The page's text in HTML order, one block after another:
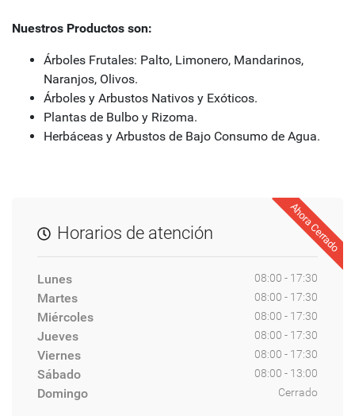
Nuestros Productos son:
Árboles Frutales: Palto, Limonero, Mandarinos,
Naranjos, Olivos.
Árboles y Arbustos Nativos y Exóticos.
Plantas de Bulbo y Rizoma.
Herbáceas y Arbustos de Bajo Consumo de Agua.
Ahora Cerrado
Horarios de atención
Lunes 08:00 - 17:30
Martes 08:00 - 17:30
Miércoles 08:00 - 17:30
Jueves 08:00 - 17:30
Viernes 08:00 - 17:30
Sábado 08:00 - 13:00
Domingo Cerrado